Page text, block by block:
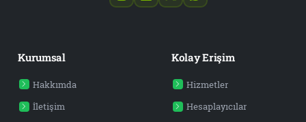
Kurumsal
Hakkımda
İletişim
Kolay Erişim
Hizmetler
Hesaplayıcılar